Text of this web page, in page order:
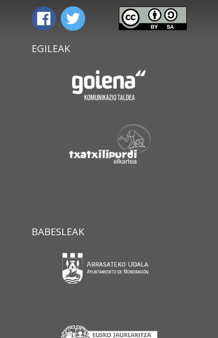
EGILEAK
BABESLEAK